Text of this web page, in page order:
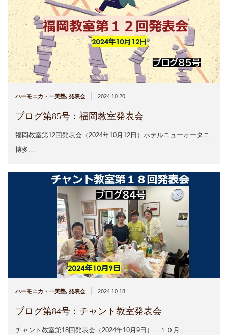
ハーモニカ・一美塾, 発表会 2024.10.20
ブログ第85号：福岡教室発表会
福岡教室第12回発表会（2024年10月12日）ホテルニューオータニ
博多…
ハーモニカ・一美塾, 発表会 2024.10.18
ブログ第84号：チャント教室発表会
チャント教室第18回発表会（2024年10月9日） １０月…